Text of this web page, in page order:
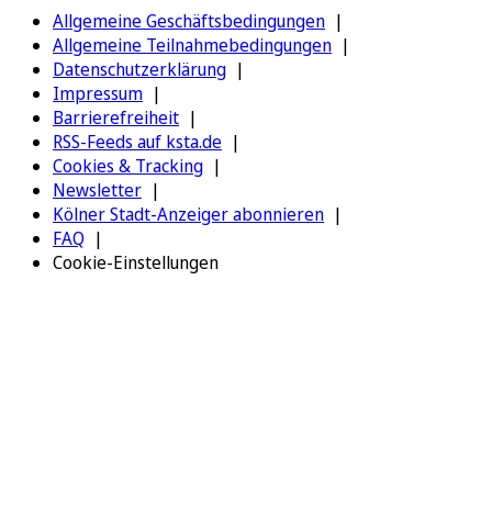
Allgemeine Geschäftsbedingungen
Allgemeine Teilnahmebedingungen
Datenschutzerklärung
Impressum
Barrierefreiheit
RSS-Feeds auf ksta.de
Cookies & Tracking
Newsletter
Kölner Stadt-Anzeiger abonnieren
FAQ
Cookie-Einstellungen